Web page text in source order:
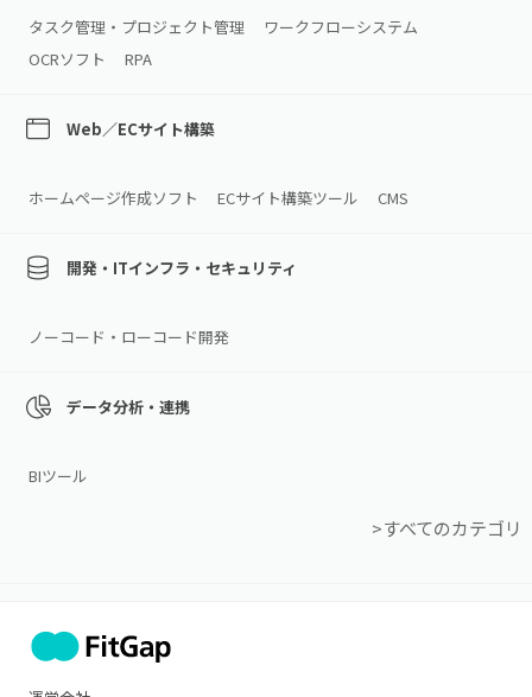
タスク管理・プロジェクト管理
ワークフローシステム
OCRソフト
RPA
Web／ECサイト構築
ホームページ作成ソフト ECサイト構築ツール CMS
開発・ITインフラ・セキュリティ
ノーコード・ローコード開発
データ分析・連携
BIツール
>すべてのカテゴリ